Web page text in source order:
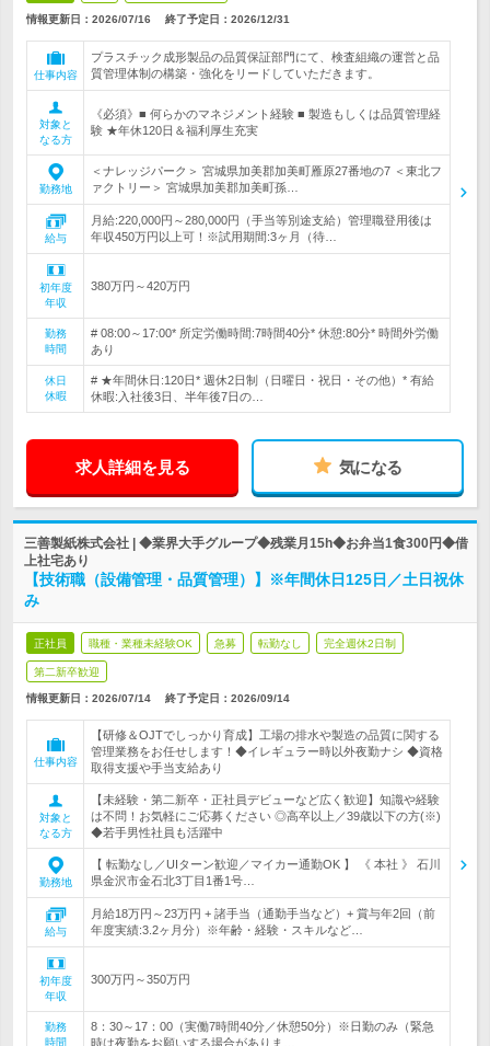
情報更新日：2026/07/16 終了予定日： 2026/12/31
仕事内容
プラスチック成形製品の品質保証部門にて、検査組織の運営と品
質管理体制の構築・強化をリードしていただきます。
対象と
なる方
《必須》■ 何らかのマネジメント経験 ■ 製造もしくは品質管理経
験 ★年休120日＆福利厚生充実
勤務地
＜ナレッジパーク＞ 宮城県加美郡加美町雁原27番地の7 ＜東北フ
ァクトリー＞ 宮城県加美郡加美町孫…
給与
月給:220,000円～280,000円（手当等別途支給）管理職登用後は
年収450万円以上可！※試用期間:3ヶ月（待…
初年度
年収
380万円～420万円
勤務
時間
# 08:00～17:00* 所定労働時間:7時間40分* 休憩:80分* 時間外労働
あり
休日
休暇
# ★年間休日:120日* 週休2日制（日曜日・祝日・その他）* 有給
休暇:入社後3日、半年後7日の…
求人詳細を見る 気になる
三善製紙株式会社 | ◆業界大手グループ◆残業月15h◆お弁当1食300円◆借
上社宅あり
【技術職（設備管理・品質管理）】※年間休日125日／土日祝休
み
正社員 職種・業種未経験OK 急募 転勤なし 完全週休2日制
第二新卒歓迎
情報更新日：2026/07/14 終了予定日： 2026/09/14
仕事内容
【研修＆OJTでしっかり育成】工場の排水や製造の品質に関する
管理業務をお任せします！◆イレギュラー時以外夜勤ナシ ◆資格
取得支援や手当支給あり
対象と
なる方
【未経験・第二新卒・正社員デビューなど広く歓迎】知識や経験
は不問！お気軽にご応募ください ◎高卒以上／39歳以下の方(※)
◆若手男性社員も活躍中
勤務地
【 転勤なし／UIターン歓迎／マイカー通勤OK 】 《 本社 》 石川
県金沢市金石北3丁目1番1号…
給与
月給18万円～23万円 + 諸手当（通勤手当など）+ 賞与年2回（前
年度実績:3.2ヶ月分）※年齢・経験・スキルなど…
初年度
年収
300万円～350万円
勤務
時間
8：30～17：00（実働7時間40分／休憩50分）※日勤のみ（緊急
時は夜勤をお願いする場合がありま…